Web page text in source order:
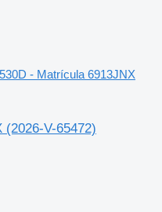
- Matrícula 6913JNX
V-65472)